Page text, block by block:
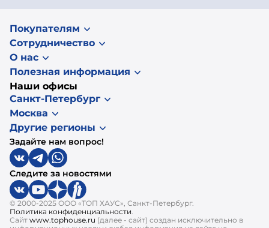
Покупателям
Сотрудничество
О нас
Полезная информация
Наши офисы
Санкт-Петербург
Москва
Другие регионы
Задайте нам вопрос!
Следите за новостями
© 2000-2025 ООО «ТОП ХАУС», Санкт-Петербург.
Политика конфиденциальности.
Сайт www.tophouse.ru (далее - сайт) создан исключительно в